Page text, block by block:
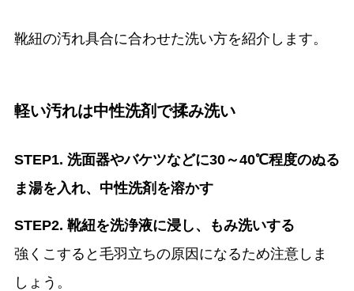
靴紐の汚れ具合に合わせた洗い方を紹介します。
軽い汚れは中性洗剤で揉み洗い
STEP1. 洗面器やバケツなどに30～40℃程度のぬる
ま湯を入れ、中性洗剤を溶かす
STEP2. 靴紐を洗浄液に浸し、もみ洗いする
強くこすると毛羽立ちの原因になるため注意しま
しょう。